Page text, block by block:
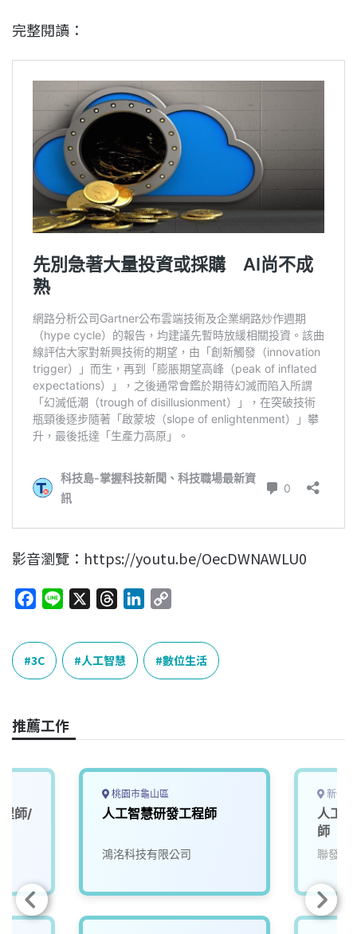
完整閱讀：
影音瀏覽：https://youtu.be/OecDWNAWLU0
c
e
b
o
k
n
e
r
e
a
n
k
e
n
p
y
L
k
3C 人工智慧 數位生活
推薦工作
師/
桃園市龜山區
人工智慧研發工程師
鴻洺科技有限公司
新竹
人工
師
聯發科